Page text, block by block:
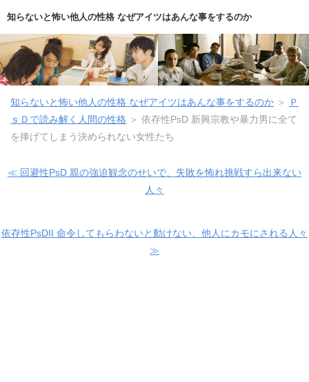
知らないと怖い他人の性格 なぜアイツはあんな事をするのか
知らないと怖い他人の性格 なぜアイツはあんな事をするのか ＞
Ｐ
ｓＤで読み解く人間の性格 ＞ 依存性PsD 新興宗教や暴力男に全て
を捧げてしまう決められない女性たち
≪ 回避性PsD 親の強迫観念のせいで、失敗を怖れ挑戦すら出来ない
人々
依存性PsDII 命令してもらわないと動けない、他人にカモにされる人々
≫